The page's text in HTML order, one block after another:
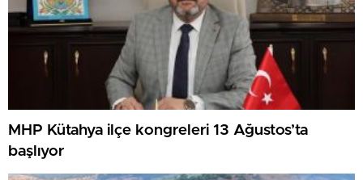
MHP Kütahya ilçe kongreleri 13 Ağustos’ta
başlıyor